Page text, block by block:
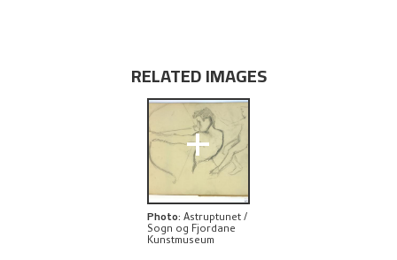
RELATED IMAGES
+
Photo: Astruptunet /
Sogn og Fjordane
Kunstmuseum